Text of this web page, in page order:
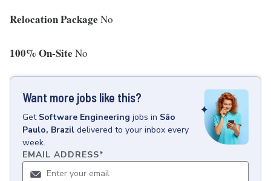
Relocation Package No
100% On-Site No
Want more jobs like this?
Get Software Engineering jobs in São
Paulo, Brazil delivered to your inbox every
week.
EMAIL ADDRESS*